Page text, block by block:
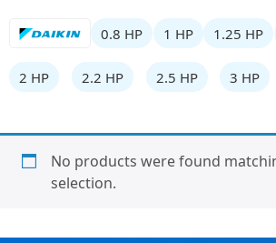
0.8 HP 1 HP 1.25 HP
2 HP 2.2 HP 2.5 HP 3 HP
No products were found
selection.